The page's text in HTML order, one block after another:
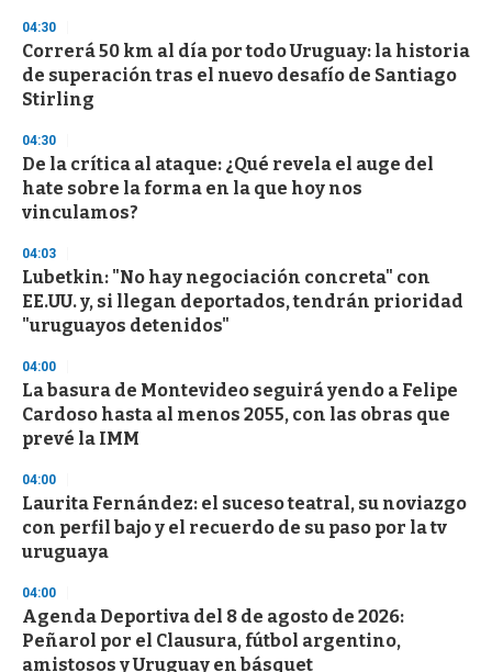
d
s
04:30
Correrá 50 km al día por todo Uruguay: la historia
de superación tras el nuevo desafío de Santiago
Stirling
04:30
De la crítica al ataque: ¿Qué revela el auge del
hate sobre la forma en la que hoy nos
vinculamos?
04:03
Lubetkin: "No hay negociación concreta" con
EE.UU. y, si llegan deportados, tendrán prioridad
"uruguayos detenidos"
04:00
La basura de Montevideo seguirá yendo a Felipe
Cardoso hasta al menos 2055, con las obras que
prevé la IMM
04:00
Laurita Fernández: el suceso teatral, su noviazgo
con perfil bajo y el recuerdo de su paso por la tv
uruguaya
04:00
Agenda Deportiva del 8 de agosto de 2026:
Peñarol por el Clausura, fútbol argentino,
amistosos y Uruguay en básquet